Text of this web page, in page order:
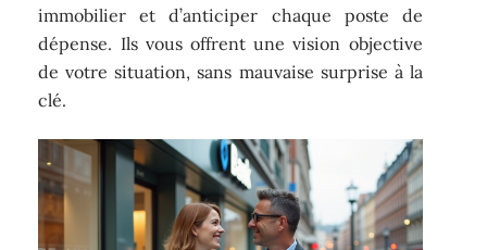
immobilier et d’anticiper chaque poste de
dépense. Ils vous offrent une vision objective
de votre situation, sans mauvaise surprise à la
clé.